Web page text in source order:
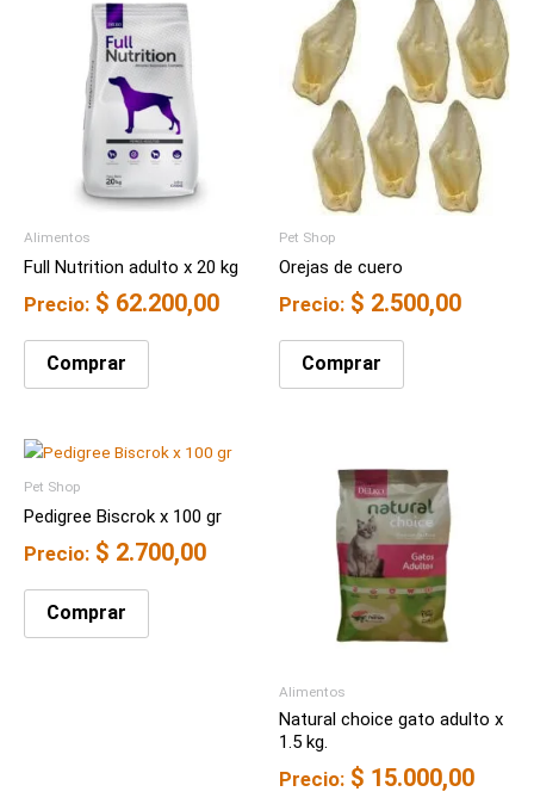
Alimentos
Full Nutrition adulto x 20 kg
Precio: $ 62.200,00
Comprar
Pet Shop
Orejas de cuero
Precio: $ 2.500,00
Comprar
Pet Shop
Pedigree Biscrok x 100 gr
Precio: $ 2.700,00
Comprar
Alimentos
Natural choice gato adulto x
1.5 kg.
Precio: $ 15.000,00